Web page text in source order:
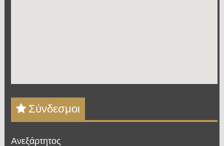
Σύνδεσμοι
Ανεξάρτητος